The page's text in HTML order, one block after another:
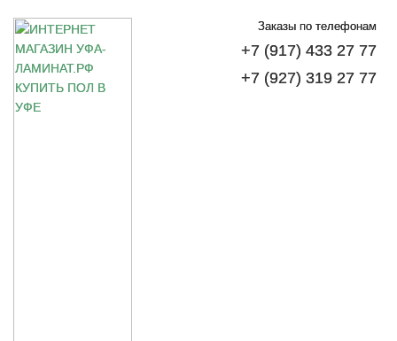
Заказы по телефонам
+7 (917) 433 27 77
+7 (927) 319 27 77